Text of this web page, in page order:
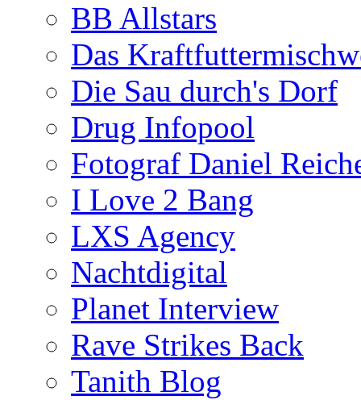
BB Allstars
Das
Die Sau durch's Dorf
Drug Infopool
Fotograf Daniel
I Love 2 Bang
LXS Agency
Nachtdigital
Planet Interview
Rave Strikes Back
Tanith Blog